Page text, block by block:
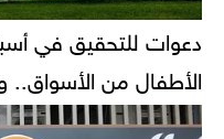
دعوات للتحقيق في
الأطفال من